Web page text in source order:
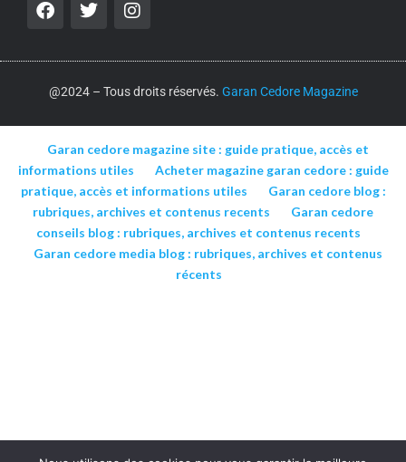
@2024 – Tous droits réservés. Garan Cedore Magazine
Garan cedore magazine site : guide pratique, accès et
informations utiles
Acheter magazine garan cedore : guide
pratique, accès et informations utiles
Garan cedore blog :
rubriques, archives et contenus recents
Garan cedore
conseils blog : rubriques, archives et contenus recents
Garan cedore media blog : rubriques, archives et contenus
récents